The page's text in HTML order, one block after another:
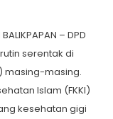
– DPD
serentak di
masing-masing.
Islam (FKKI)
kesehatan gigi